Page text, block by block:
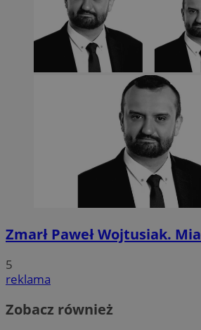
Zmarł Paweł Wojtusiak.
5
reklama
Zobacz również